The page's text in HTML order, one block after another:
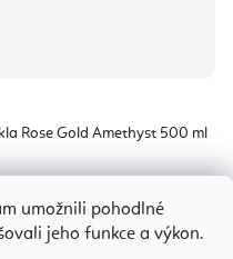
umožnili pohodlné
jeho funkce a výkon.
Rose Gold Amethyst 500 ml
(1 ks)